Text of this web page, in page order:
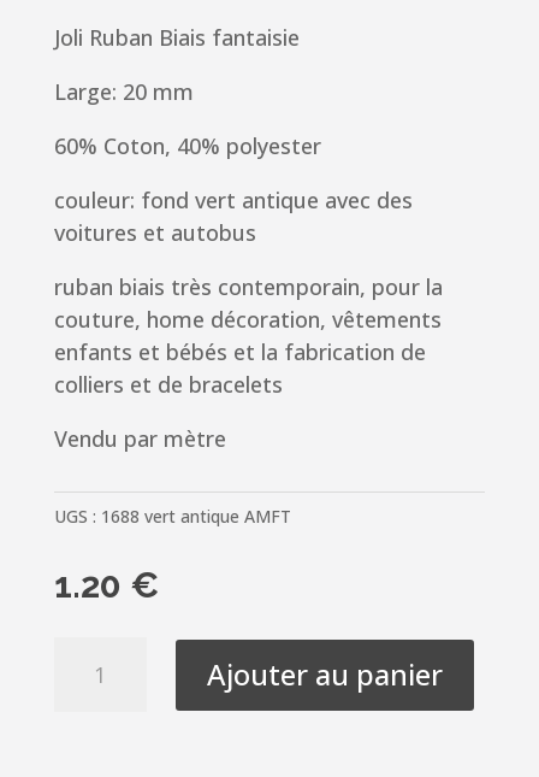
Joli Ruban Biais fantaisie
Large: 20 mm
60% Coton, 40% polyester
couleur: fond vert antique avec des
voitures et autobus
ruban biais très contemporain, pour la
couture, home décoration, vêtements
enfants et bébés et la fabrication de
colliers et de bracelets
Vendu par mètre
UGS : 1688 vert antique AMFT
1.20 €
Ajouter au panier